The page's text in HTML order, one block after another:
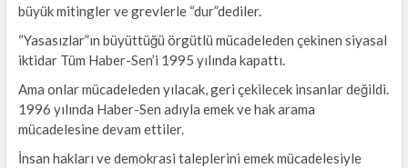
büyük mitingler ve grevlerle “dur”dediler.
“Yasasızlar”ın büyüttüğü örgütlü mücadeleden çekinen siyasal
iktidar Tüm Haber-Sen’i 1995 yılında kapattı.
Ama onlar mücadeleden yılacak, geri çekilecek insanlar değildi.
1996 yılında Haber-Sen adıyla emek ve hak arama
mücadelesine devam ettiler.
İnsan hakları ve demokrasi taleplerini emek mücadelesiyle